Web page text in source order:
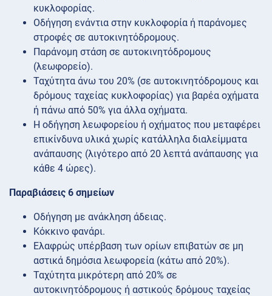
κυκλοφορίας.
Οδήγηση ενάντια στην κυκλοφορία ή παράνομες
στροφές σε αυτοκινητόδρομους.
Παράνομη στάση σε αυτοκινητόδρομους
(λεωφορείο).
Ταχύτητα άνω του 20% (σε αυτοκινητόδρομους και
δρόμους ταχείας κυκλοφορίας) για βαρέα οχήματα
ή πάνω από 50% για άλλα οχήματα.
Η οδήγηση λεωφορείου ή οχήματος που μεταφέρει
επικίνδυνα υλικά χωρίς κατάλληλα διαλείμματα
ανάπαυσης (λιγότερο από 20 λεπτά ανάπαυσης για
κάθε 4 ώρες).
Παραβιάσεις 6 σημείων
Οδήγηση με ανάκληση άδειας.
Κόκκινο φανάρι.
Ελαφρώς υπέρβαση των ορίων επιβατών σε μη
αστικά δημόσια λεωφορεία (κάτω από 20%).
Ταχύτητα μικρότερη από 20% σε
αυτοκινητόδρομους ή αστικούς δρόμους ταχείας